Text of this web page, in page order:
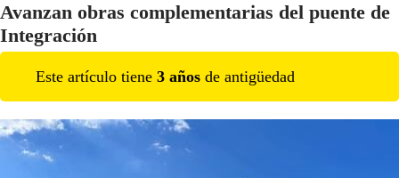
Avanzan obras complementarias del puente de
Integración
Este artículo tiene 3 años de antigüedad